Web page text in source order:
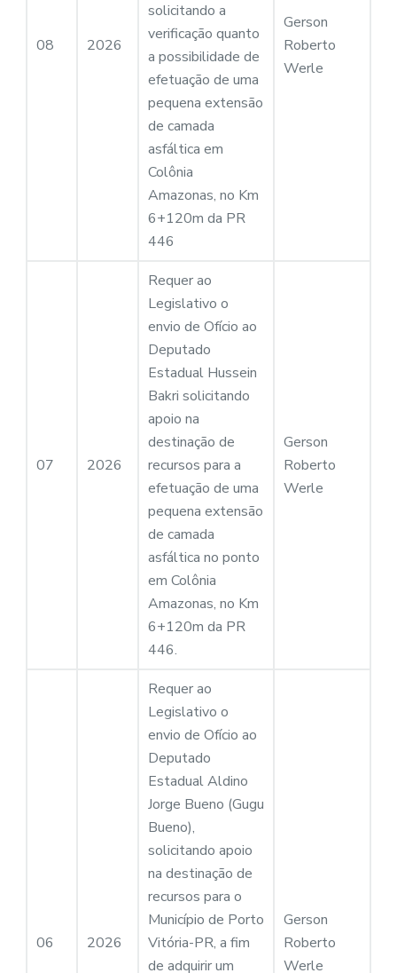
08 2026
solicitando a
verificação quanto
a possibilidade de
efetuação de uma
pequena extensão
de camada
asfáltica em
Colônia
Amazonas, no Km
6+120m da PR
446
Gerson
Roberto
Werle
07 2026
Requer ao
Legislativo o
envio de Ofício ao
Deputado
Estadual Hussein
Bakri solicitando
apoio na
destinação de
recursos para a
efetuação de uma
pequena extensão
de camada
asfáltica no ponto
em Colônia
Amazonas, no Km
6+120m da PR
446.
Gerson
Roberto
Werle
06 2026
Requer ao
Legislativo o
envio de Ofício ao
Deputado
Estadual Aldino
Jorge Bueno (Gugu
Bueno),
solicitando apoio
na destinação de
recursos para o
Município de Porto
Vitória-PR, a fim
de adquirir um
Gerson
Roberto
Werle